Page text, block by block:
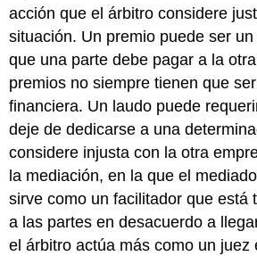
acción que el árbitro considere
situación. Un premio puede ser
que una parte debe pagar a la
premios no siempre tienen que
financiera. Un laudo puede
deje de dedicarse a una
considere injusta con la otra
la mediación, en la que el
sirve como un facilitador que está
a las partes en desacuerdo a
el árbitro actúa más como un juez